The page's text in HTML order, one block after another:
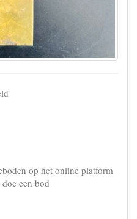
op het online platform
een bod